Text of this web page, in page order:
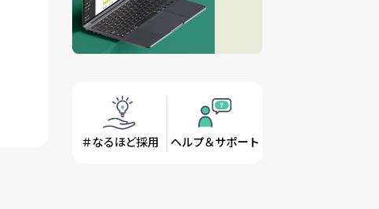
＃なるほど採用 ヘルプ＆サポート